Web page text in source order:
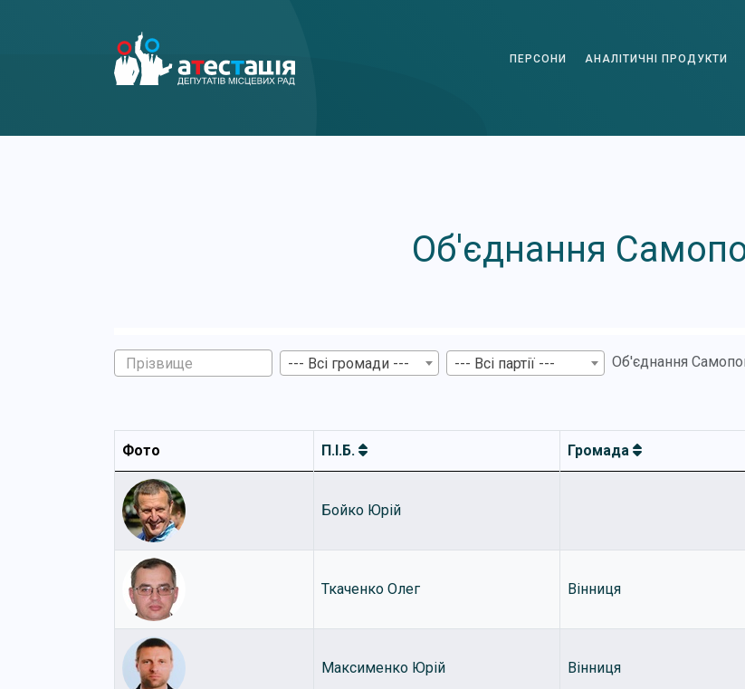
ПЕРСОНИ АНАЛІТИЧНІ ПРОДУКТИ
Об'єднання
--- Всі громади --- --- Всі партії --- Об'єднання
Фото П.І.Б. Громада
Бойко Юрій
Ткаченко Олег Вінниця
Максименко Юрій Вінниця